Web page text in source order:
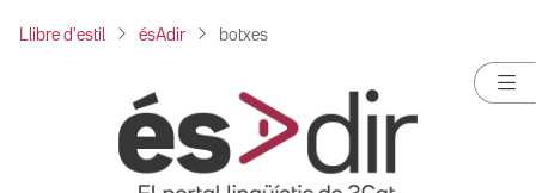
Llibre d'estil ésAdir botxes